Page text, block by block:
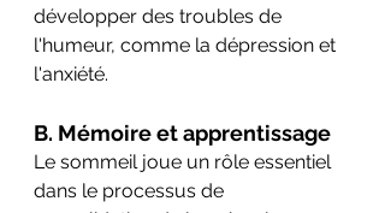
développer des troubles de
l'humeur, comme la dépression et
l'anxiété.
B. Mémoire et apprentissage
Le sommeil joue un rôle essentiel
dans le processus de